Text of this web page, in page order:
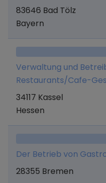
Lebensmitteln aller
jeglicher
Werbeagentur und
Verwaltung von
83646 Bad Tölz
Bayern
Verwaltung und
Restaurants/Cafe-
34117 Kassel
Hessen
Der Betrieb von
28355 Bremen